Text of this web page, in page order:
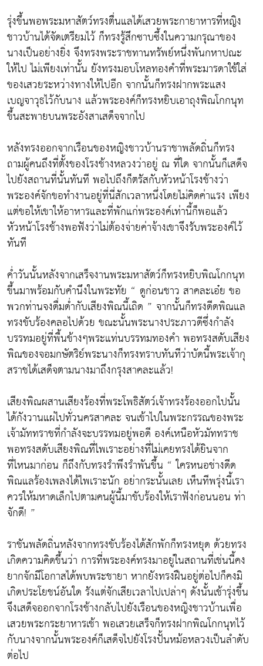
รุ่งขึ้นพอพระมหาสัตว์ทรงตื่นแลได้เสวยพระกายาหารที่หญิง
ชาวบ้านได้จัดเตรียมไว้ ก็ทรงรู้สึกซาบซึ้งในความกรุณาของ
นางเป็นอย่างยิ่ง จึงทรงพระราชทานทรัพย์หนึ่งพันกหาปณะ
ให้ไป ไม่เพียงเท่านั้น ยังทรงมอบโหลทองคำที่พระมารดาใช้ใส่
ของเสวยระหว่างทางให้ไปอีก จากนั้นก็ทรงฝากพระแสง
เบญจาวุธไว้กับนาง แล้วพระองค์ก็ทรงหยิบเอาถุงพิณโกกนุท
ขึ้นสะพายบนพระอังสาเสด็จจากไป
หลังทรงออกจากเรือนของหญิงชาวบ้านราชาพลัดถิ่นก็ทรง
ถามผู้คนถึงที่ตั้งของโรงช้างหลวงว่าอยู่ ณ ที่ใด จากนั้นก็เสด็จ
ไปยังสถานที่นั้นทันที พอไปถึงก็ตรัสกับหัวหน้าโรงช้างว่า
พระองค์จักขอทำงานอยู่ที่นี่สักเวลาหนึ่งโดยไม่คิดค่าแรง เพียง
แต่ขอให้เขาให้อาหารและที่พักแก่พระองค์เท่านี้ก็พอแล้ว
หัวหน้าโรงช้างพอฟังว่าไม่ต้องจ่ายค่าจ้างเขาจึงรับพระองค์ไว้
ทันที
ค่ำวันนั้นหลังจากเสร็จงานพระมหาสัตว์ก็ทรงหยิบพิณโกกนุท
ขึ้นมาพร้อมกับคำนึงในพระทัย “ ดูก่อนชาว สาคละเอ๋ย ขอ
พวกท่านจงดื่มด่ำกับเสียงพิณนี้เถิด ” จากนั้นก็ทรงดีดพิณแล
ทรงขับร้องคลอไปด้วย ขณะนั้นพระนางประภาวดีซึ่งกำลัง
บรรทมอยู่ที่พื้นข้างๆพระแท่นบรรทมทองคำ พอทรงสดับเสียง
พิณของจอมกษัตริย์พระนางก็ทรงทราบทันทีว่าบัดนี้พระเจ้ากุ
สราชได้เสด็จตามนางมาถึงกรุงสาคละแล้ว!
เสียงพิณผสานเสียงร้องที่พระโพธิสัตว์เจ้าทรงร้องออกไปนั้น
ได้กังวานแผ่ไปทั่วนครสาคละ จนเข้าไปในพระกรรณของพระ
เจ้ามัททราชที่กำลังจะบรรทมอยู่พอดี องค์เหนือหัวมัททราช
พอทรงสดับเสียงพิณที่ไพเราะอย่างที่ไม่เคยทรงได้ยินจาก
ที่ไหนมาก่อน ก็ถึงกับทรงรำพึงรำพันขึ้น “ ใครหนอช่างดีด
พิณแลร้องเพลงได้ไพเราะนัก อย่ากระนั้นเลย เห็นทีพรุ่งนี้เรา
ควรให้มหาดเล็กไปตามคนผู้นี้มาขับร้องให้เราฟังก่อนนอน ท่า
จักดี! ”
ราชันพลัดถิ่นหลังจากทรงขับร้องได้สักพักก็ทรงหยุด ด้วยทรง
เกิดความคิดขึ้นว่า การที่พระองค์ทรงมาอยู่ในสถานที่เช่นนี้คง
ยากจักมีโอกาสได้พบพระชายา หากยังทรงฝืนอยู่ต่อไปก็คงมิ
เกิดประโยชน์อันใด รังแต่จักเสียเวลาไปเปล่าๆ ดังนั้นเช้ารุ่งขึ้น
จึงเสด็จออกจากโรงช้างกลับไปยังเรือนของหญิงชาวบ้านเพื่อ
เสวยพระกระยาหารเช้า พอเสวยเสร็จก็ทรงฝากพิณโกกนุทไว้
กับนางจากนั้นพระองค์ก็เสด็จไปยังโรงปั้นหม้อหลวงเป็นลำดับ
ต่อไป